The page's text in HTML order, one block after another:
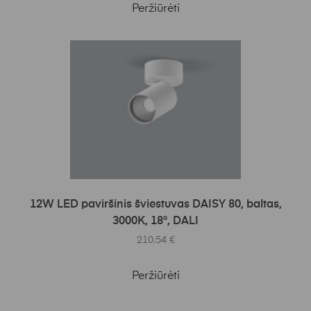
Peržiūrėti
Į KREPŠELĮ
12W LED paviršinis šviestuvas DAISY 80, baltas,
3000K, 18°, DALI
210.54 €
Peržiūrėti